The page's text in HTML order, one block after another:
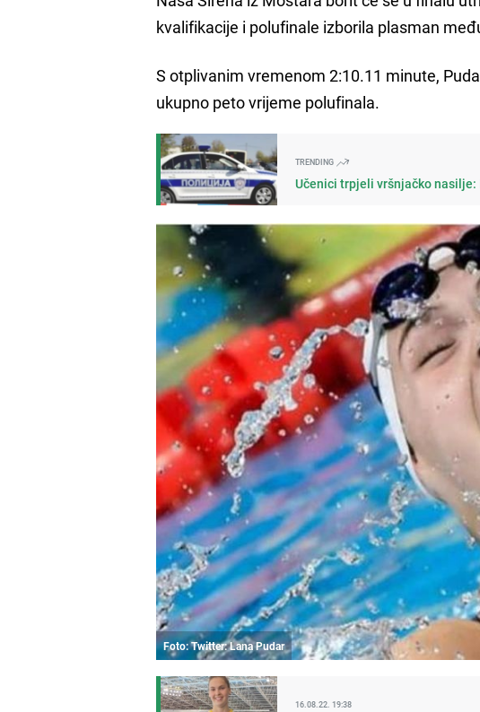
kvalifikacije i polufinale izborila plasman
S otplivanim vremenom 2:10.11 minute,
ukupno peto vrijeme polufinala.
TRENDING
Učenici trpjeli vršnjačko
Foto: Twitter: Lana Pudar
16.08.22. 19:38